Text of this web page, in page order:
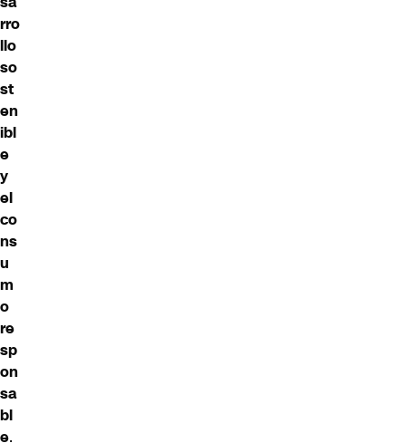
rro
llo
so
st
en
ibl
e
y
el
co
ns
u
m
o
re
sp
on
sa
bl
e.